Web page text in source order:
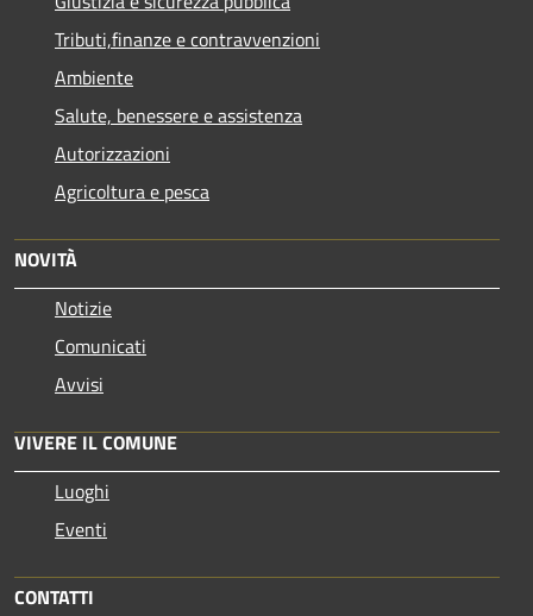
Tributi,finanze e contravvenzioni
Ambiente
Salute, benessere e assistenza
Autorizzazioni
Agricoltura e pesca
NOVITÀ
Notizie
Comunicati
Avvisi
VIVERE IL COMUNE
Luoghi
Eventi
CONTATTI